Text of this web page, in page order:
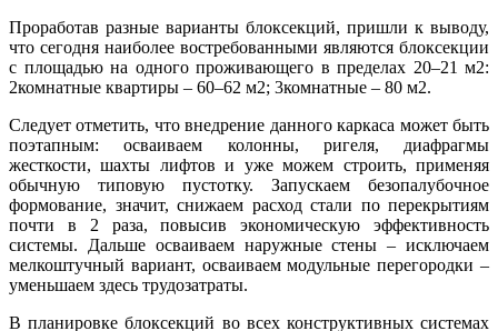
Проработав разные варианты блоксекций, пришли к выводу,
что сегодня наиболее востребованными являются блоксекции
с площадью на одного проживающего в пределах 20–21 м2:
2комнатные квартиры – 60–62 м2; 3комнатные – 80 м2.
Следует отметить, что внедрение данного каркаса может быть
поэтапным: осваиваем колонны, ригеля, диафрагмы
жесткости, шахты лифтов и уже можем строить, применяя
обычную типовую пустотку. Запускаем безопалубочное
формование, значит, снижаем расход стали по перекрытиям
почти в 2 раза, повысив экономическую эффективность
системы. Дальше осваиваем наружные стены – исключаем
мелкоштучный вариант, осваиваем модульные перегородки –
уменьшаем здесь трудозатраты.
В планировке блоксекций во всех конструктивных системах